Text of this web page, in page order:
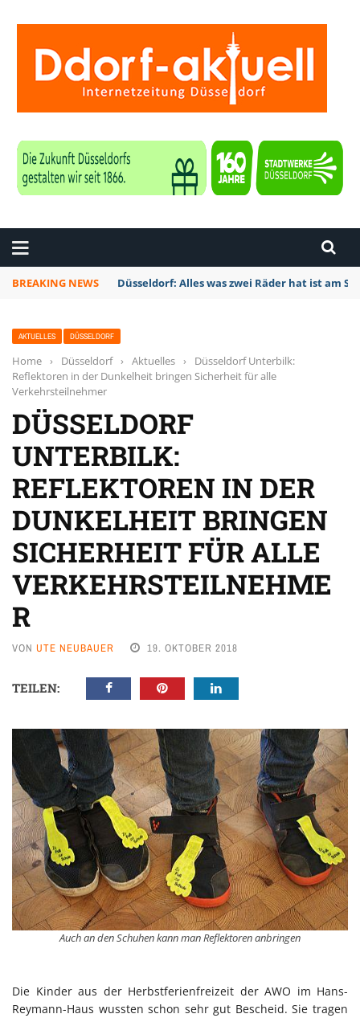
BREAKING NEWS Düsseldorf: Alles was zwei Räder hat ist am
AKTUELLES DÜSSELDORF
Home › Düsseldorf › Aktuelles ›
Düsseldorf Unterbilk:
Reflektoren in der Dunkelheit bringen Sicherheit für alle
Verkehrsteilnehmer
DÜSSELDORF
UNTERBILK:
REFLEKTOREN IN DER
DUNKELHEIT BRINGEN
SICHERHEIT FÜR ALLE
VERKEHRSTEILNEHME
R
VON UTE NEUBAUER 19. OKTOBER 2018
TEILEN:
Auch an den Schuhen kann man Reflektoren anbringen
Die Kinder aus der Herbstferienfreizeit der AWO im Hans-
Reymann-Haus wussten schon sehr gut Bescheid. Sie tragen